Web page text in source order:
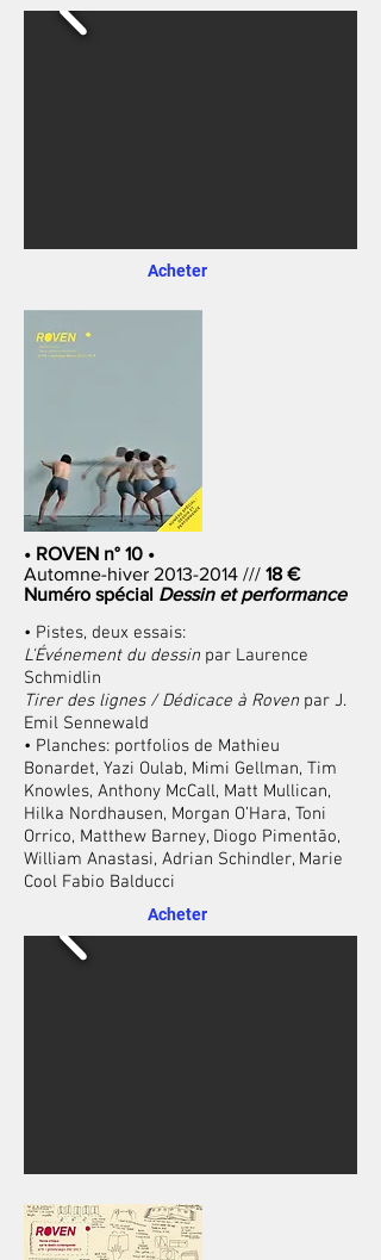
Acheter
• ROVEN n° 10 •
Automne-hiver 2013-2014 /// 18 €
Numéro spécial Dessin et performance
• Pistes, deux essais:
L'Événement du dessin par Laurence
Schmidlin
Tirer des lignes / Dédicace à Roven par J.
Emil Sennewald
• Planches: portfolios de Mathieu
Bonardet, Yazi Oulab, Mimi Gellman, Tim
Knowles, Anthony McCall, Matt Mullican,
Hilka Nordhausen, Morgan O’Hara, Toni
Orrico, Matthew Barney, Diogo Pimentão,
William Anastasi, Adrian Schindler, Marie
Cool Fabio Balducci
Acheter